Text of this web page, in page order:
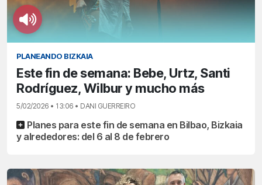
PLANEANDO BIZKAIA
Este fin de semana: Bebe, Urtz, Santi
Rodríguez, Wilbur y mucho más
5/02/2026 • 13:06 • DANI GUERREIRO
Planes para este fin de semana en Bilbao, Bizkaia
y alrededores: del 6 al 8 de febrero